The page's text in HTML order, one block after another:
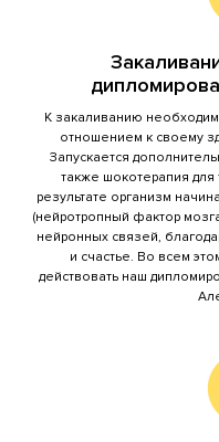
Золотая рыбка (на
Гео Купол Нептун (на
газовый обогреватель)
Светлица (на берегу,
К закаливанию
отношением к своему
Запускается
также шокотерапия
результате организм
(нейротропный фактор
нейронных связей,
и счастье. Во всем
действовать наш